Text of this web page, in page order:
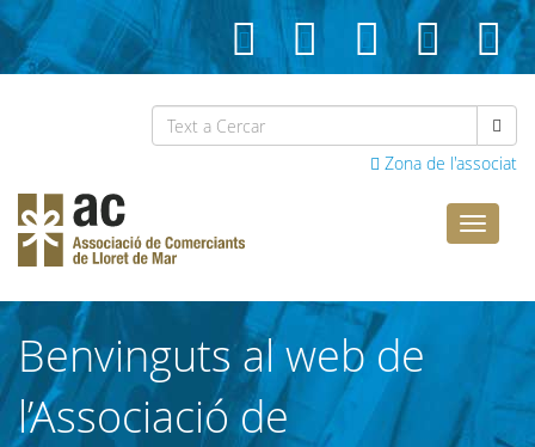
Zona de l'associat
Lloret
Benvinguts al web de
l’Associació de